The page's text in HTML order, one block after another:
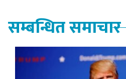
सम्बन्धित समाचार